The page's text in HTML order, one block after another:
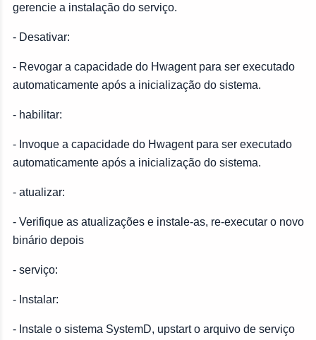
gerencie a instalação do serviço.
- Desativar:
- Revogar a capacidade do Hwagent para ser executado
automaticamente após a inicialização do sistema.
- habilitar:
- Invoque a capacidade do Hwagent para ser executado
automaticamente após a inicialização do sistema.
- atualizar:
- Verifique as atualizações e instale-as, re-executar o novo
binário depois
- serviço:
- Instalar:
- Instale o sistema SystemD, upstart o arquivo de serviço